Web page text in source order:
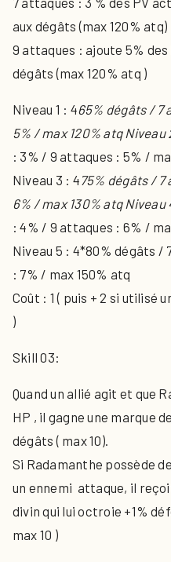
aux dégâts (max 120% atq)
9 attaques : ajoute 5%
dégâts (max 120% atq )
Niveau 1 : 465% dégâts / 7
5% / max 120% atq Niveau
: 3% / 9 attaques : 5% /
Niveau 3 : 4 75% dégâts /
6% / max 130% atq Niveau
: 4% / 9 attaques : 6% /
Niveau 5 : 4*80% dégâts /
: 7% / max 150% atq
Coût : 1 ( puis + 2 si utilisé
)
Skill 03:
Quand un allié agit et que
HP , il gagne une marque
dégâts ( max 10).
Si Radamanthe possède
un ennemi attaque, il
divin qui lui octroie +1%
max 10 )